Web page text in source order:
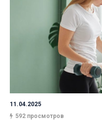
11.04.2025
592 просмотров